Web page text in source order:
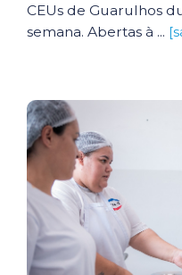
CEUs de Guarulhos
semana. Abertas à ...